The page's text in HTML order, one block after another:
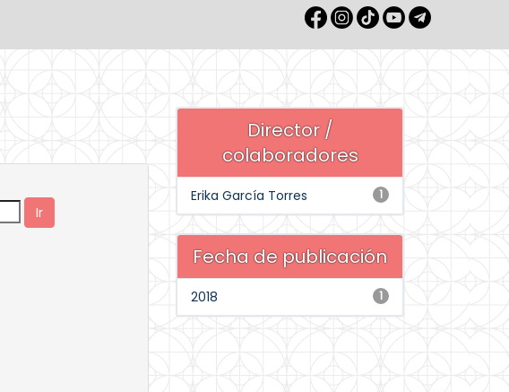
Director /
colaboradores
1
Erika García Torres
Fecha de publicación
1
2018